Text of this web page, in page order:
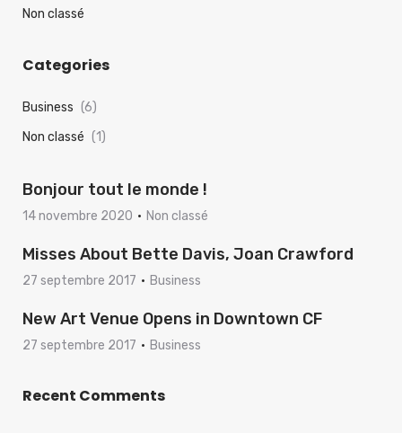
Non classé
Categories
Business (6)
Non classé (1)
Bonjour tout le monde !
14 novembre 2020 Non classé
Misses About Bette Davis, Joan Crawford
27 septembre 2017 Business
New Art Venue Opens in Downtown CF
27 septembre 2017 Business
Recent Comments